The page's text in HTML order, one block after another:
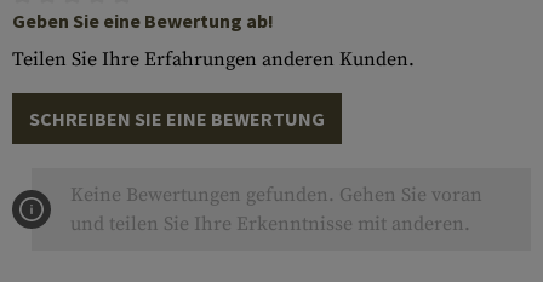
Geben Sie eine Bewertung ab!
Teilen Sie Ihre Erfahrungen anderen Kunden.
SCHREIBEN SIE EINE BEWERTUNG
Keine Bewertungen gefunden. Gehen Sie voran
und teilen Sie Ihre Erkenntnisse mit anderen.